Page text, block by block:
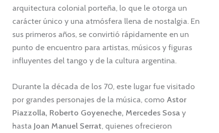
arquitectura colonial porteña, lo que le otorga un
carácter único y una atmósfera llena de nostalgia. En
sus primeros años, se convirtió rápidamente en un
punto de encuentro para artistas, músicos y figuras
influyentes del tango y de la cultura argentina.
Durante la década de los 70, este lugar fue visitado
por grandes personajes de la música, como Astor
Piazzolla, Roberto Goyeneche, Mercedes Sosa y
hasta Joan Manuel Serrat, quienes ofrecieron